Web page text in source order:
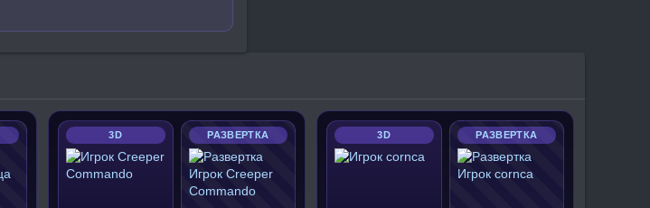
3D РАЗВЕРТКА 3D РАЗВЕРТКА